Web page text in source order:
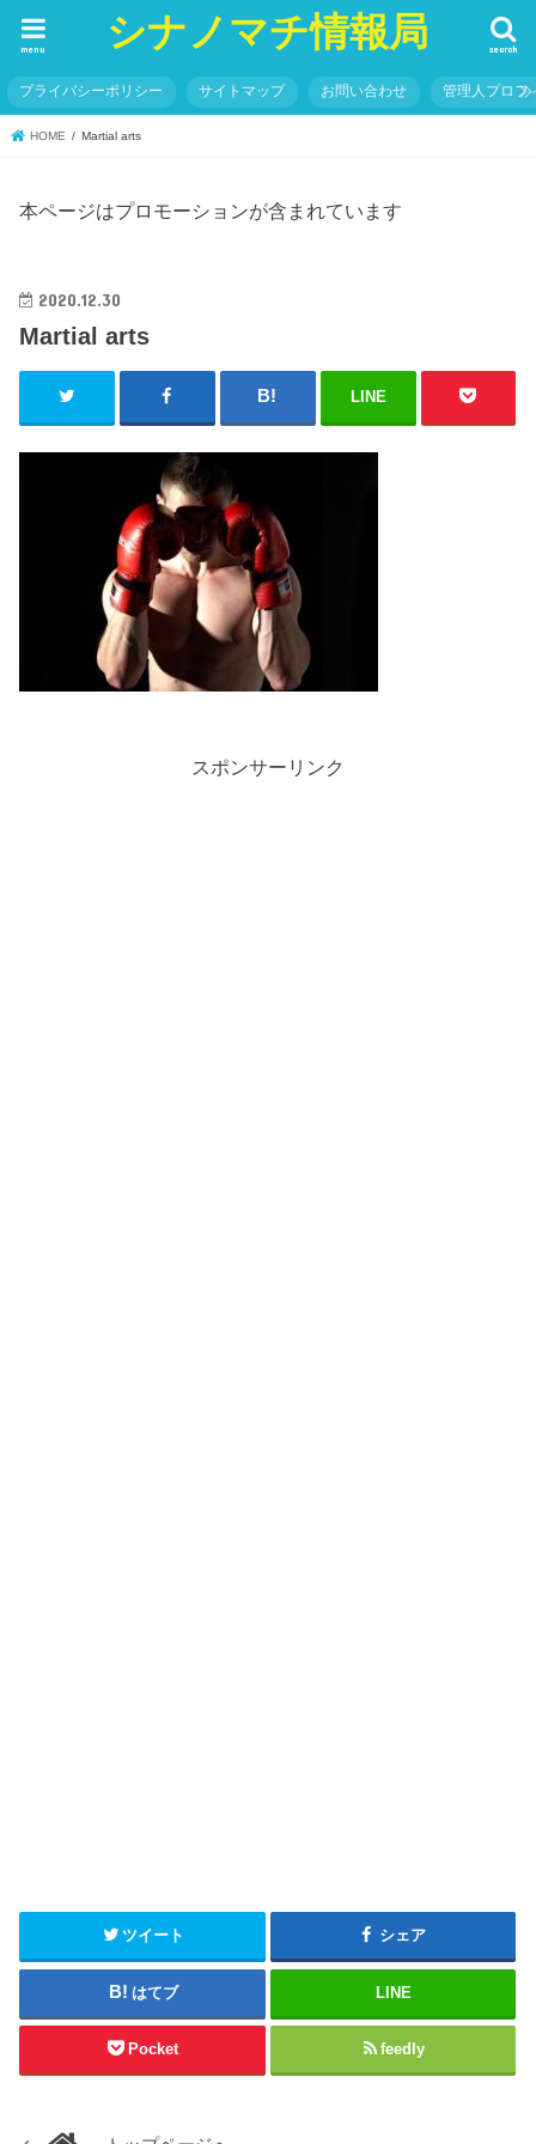
シナノマチ情報局 search
menu
プライバシーポリシー サイトマップ お問い合わせ 管理人プロフ
HOME Martial arts
本ページはプロモーションが含まれています
2020.12.30
Martial arts
LINE
スポンサーリンク
ツイート シェア
はてブ LINE
Pocket feedly